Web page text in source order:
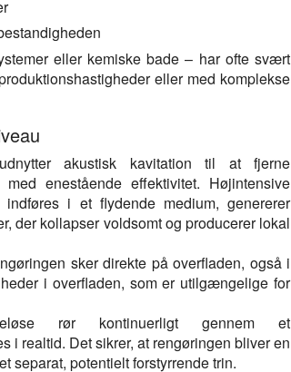
eller kemiske bade – har ofte svært
eller med komplekse
udnytter akustisk kavitation til at fjerne
med enestående effektivitet. Højintensive
indføres i et flydende medium, genererer
der kollapser voldsomt og producerer lokal
sker direkte på overfladen, også i
i overfladen, som er utilgængelige for
rør kontinuerligt gennem et
i realtid. Det sikrer, at rengøringen bliver en
separat, potentielt forstyrrende trin.